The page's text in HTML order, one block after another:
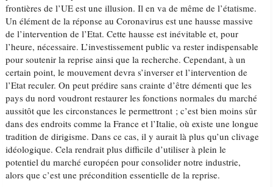
frontières de l’UE est une illusion. Il en va de même de l’étatisme.
Un élément de la réponse au Coronavirus est une hausse massive
de l’intervention de l’Etat. Cette hausse est inévitable et, pour
l’heure, nécessaire. L’investissement public va rester indispensable
pour soutenir la reprise ainsi que la recherche. Cependant, à un
certain point, le mouvement devra s’inverser et l’intervention de
l’Etat reculer. On peut prédire sans crainte d’être démenti que les
pays du nord voudront restaurer les fonctions normales du marché
aussitôt que les circonstances le permettront ; c’est bien moins sûr
dans des endroits comme la France et l’Italie, où existe une longue
tradition de dirigisme. Dans ce cas, il y aurait là plus qu’un clivage
idéologique. Cela rendrait plus difficile d’utiliser à plein le
potentiel du marché européen pour consolider notre industrie,
alors que c’est une précondition essentielle de la reprise.